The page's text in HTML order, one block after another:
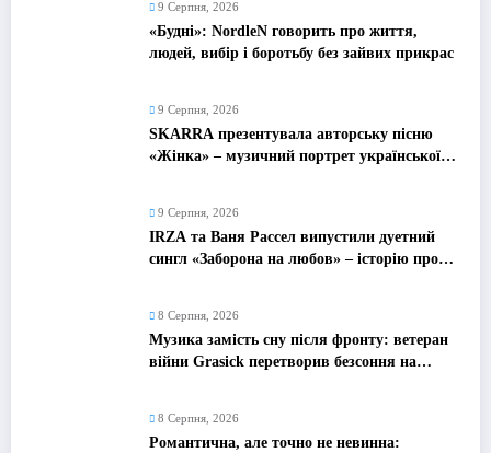
9 Серпня, 2026
«Будні»: NordleN говорить про життя,
людей, вибір і боротьбу без зайвих прикрас
9 Серпня, 2026
SKARRA презентувала авторську пісню
«Жінка» – музичний портрет української
9 Серпня, 2026
IRZA та Ваня Рассел випустили дуетний
сингл «Заборона на любов» – історію про
8 Серпня, 2026
Музика замість сну після фронту: ветеран
війни Grasick перетворив безсоння на
8 Серпня, 2026
Романтична, але точно не невинна: